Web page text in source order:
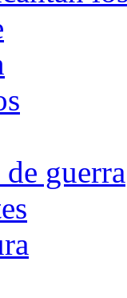
de guerra